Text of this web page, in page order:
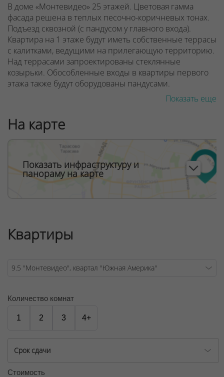
В доме «Монтевидео» 25 этажей. Цветовая гамма
фасада решена в теплых песочно-коричневых тонах.
Подъезд сквозной (с пандусом у главного входа).
Квартира на 1 этаже будут иметь собственные террасы
с калитками, ведущими на прилегающую территорию.
Над террасами запроектированы стеклянные
козырьки. Обособленные входы в квартиры первого
этажа также будут оборудованы пандусами.
Предусмотрено дизайнерское лобби со стойкой
вас гостей. Фантазия дизайнеров вестибюля
«Монтевидео» погружает нас в атмосферу
тропических лесов. Она будет дополнена
экзотическими живыми растениями в кадках. Здесь
есть санитарная комната с пеленальным столиком для
малышей.
ООО "Твоя столицаконсалт", УНП 190285638, лицензия
Договор на оказание риэлтерских услуг № 448/6, от
04.09.2025
Показать еще
На карте
Показать инфраструктуру и
панораму на карте
Квартиры
Количество комнат
1 2 3 4+
Срок сдачи
Стоимость